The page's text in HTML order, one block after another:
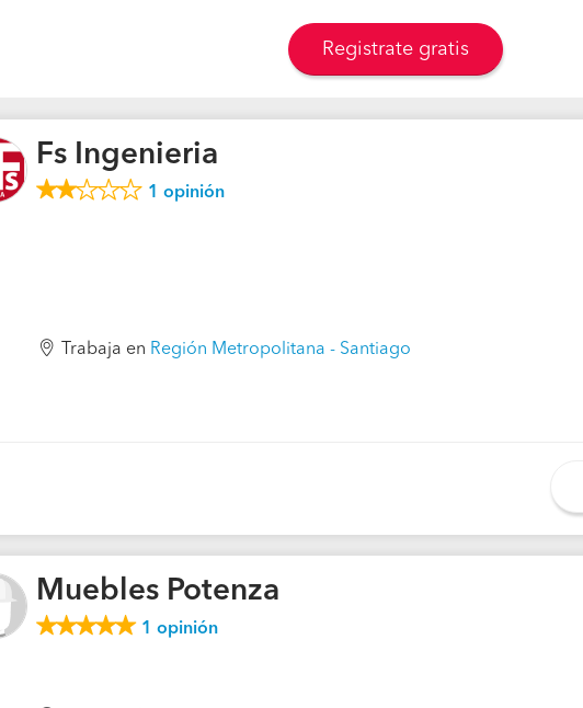
Registrate gratis
Fs Ingenieria
1 opinión
Trabaja en Región Metropolitana - Santiago
Muebles Potenza
1 opinión